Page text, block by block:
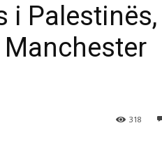
i Palestinës,
318